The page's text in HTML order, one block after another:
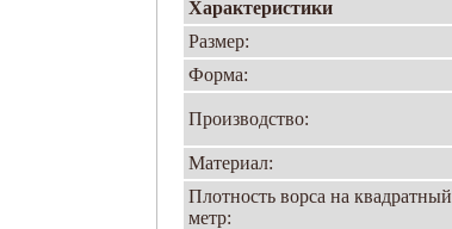
Характеристики
Размер:
Форма:
Производство:
Материал:
Плотность ворса на квадратный
метр: